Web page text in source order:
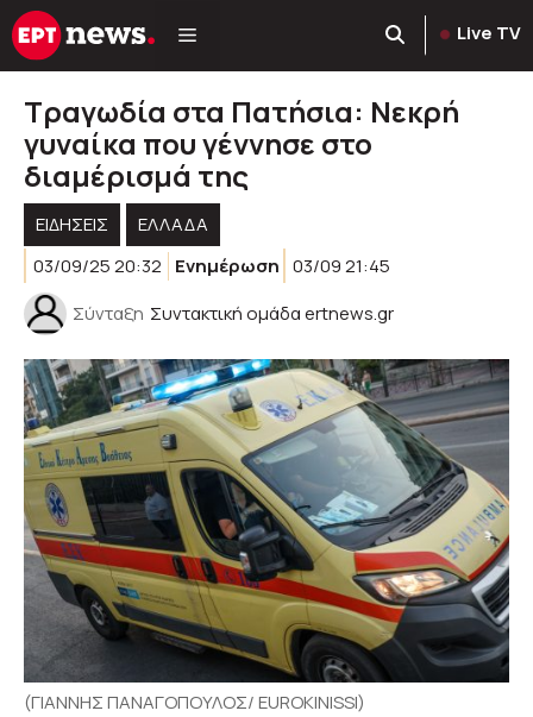
Μετάβαση
σε
Live TV
Τραγωδία στα Πατήσια: Νεκρή
γυναίκα που γέννησε στο
διαμέρισμά της
ΕΙΔΗΣΕΙΣ
ΕΛΛΑΔΑ
03/09/25 20:32
Ενημέρωση 03/09 21:45
Σύνταξη Συντακτική ομάδα ertnews.gr
(ΓΙΑΝΝΗΣ ΠΑΝΑΓΟΠΟΥΛΟΣ/ EUROKINISSI)